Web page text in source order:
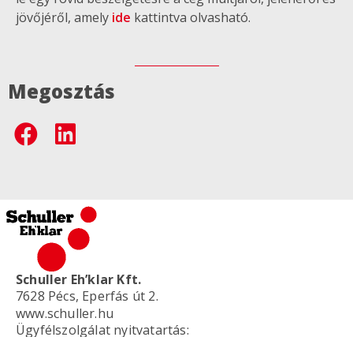
jövőjéről, amely ide kattintva olvasható.
Megosztás
Schuller Eh’klar Kft.
7628 Pécs, Eperfás út 2.
www.schuller.hu
Ügyfélszolgálat nyitvatartás: